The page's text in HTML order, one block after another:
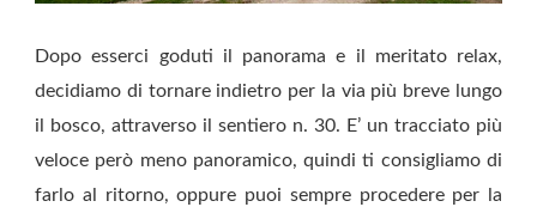
Dopo esserci goduti il panorama e il meritato relax,
decidiamo di tornare indietro per la via più breve lungo
il bosco, attraverso il sentiero n. 30. E’ un tracciato più
veloce però meno panoramico, quindi ti consigliamo di
farlo al ritorno, oppure puoi sempre procedere per la